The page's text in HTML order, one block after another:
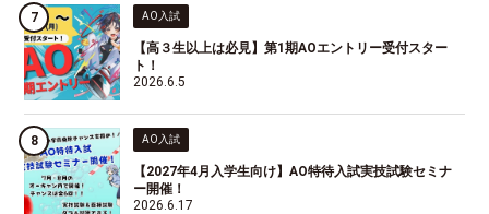
AO入試
【高３生以上は必見】第1期AOエントリー受付スター
ト！
2026.6.5
AO入試
【2027年4月入学生向け】AO特待入試実技試験セミナ
ー開催！
2026.6.17